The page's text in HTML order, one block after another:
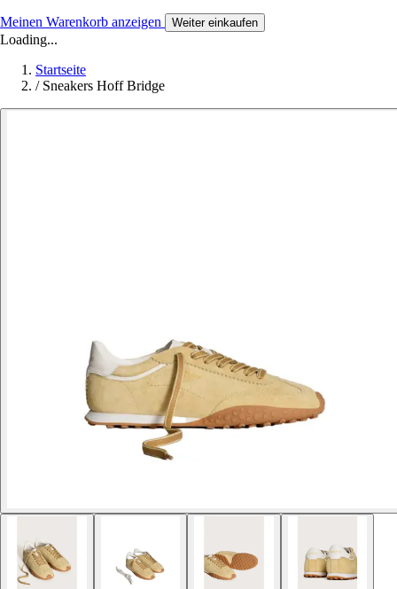
Meinen Warenkorb anzeigen Weiter einkaufen
Loading...
Startseite
/ Sneakers Hoff Bridge